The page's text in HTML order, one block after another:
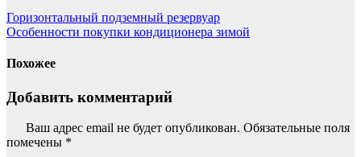
Горизонтальный подземный резервуар
Особенности покупки кондиционера зимой
Похожее
Добавить комментарий
Ваш адрес email не будет опубликован. Обязательные поля
помечены *